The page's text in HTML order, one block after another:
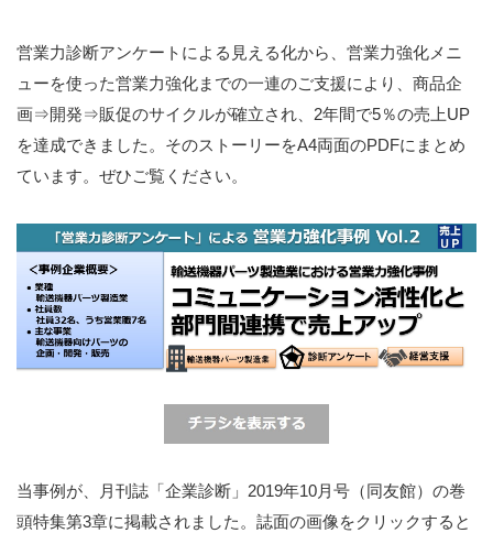
営業力診断アンケートによる見える化から、営業力強化メニ
ューを使った営業力強化までの一連のご支援により、商品企
画⇒開発⇒販促のサイクルが確立され、2年間で5％の売上UP
を達成できました。そのストーリーをA4両面のPDFにまとめ
ています。ぜひご覧ください。
当事例が、月刊誌「企業診断」2019年10月号（同友館）の巻
頭特集第3章に掲載されました。誌面の画像をクリックすると